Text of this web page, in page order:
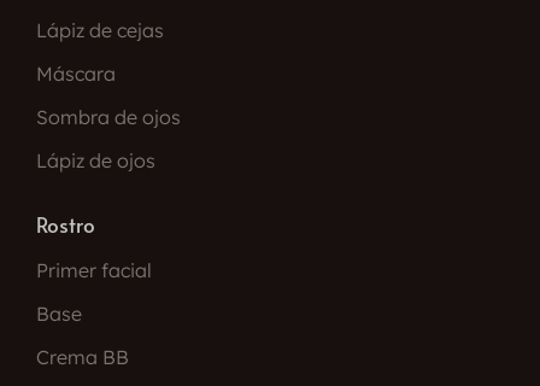
Lápiz de cejas
Máscara
Sombra de ojos
Lápiz de ojos
Rostro
Primer facial
Base
Crema BB